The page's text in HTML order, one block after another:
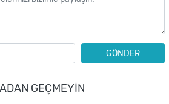
GÖNDER
GEÇMEYIN